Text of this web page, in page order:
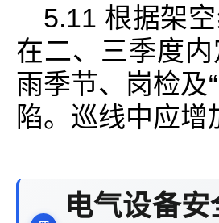
5.11 根据架
在二、三季度
雨季节、岗检及
陷。巡线中应
电气设备